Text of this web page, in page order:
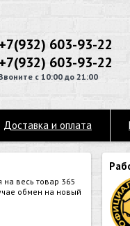
+7(932) 603-93-22
+7(932) 603-93-22
с 10:00 до 21:00
Доставка и оплата
на весь товар 365
обмен на новый